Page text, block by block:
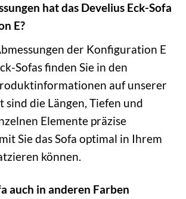
hat das Develius Eck-Sofa
E?
der Konfiguration E
Sofas finden Sie in den
auf unserer
sind die Längen, Tiefen und
Elemente präzise
Sie das Sofa optimal in Ihrem
können.
auch in anderen Farben